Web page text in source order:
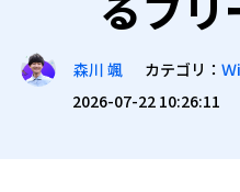
森川 颯 カテゴリ：
2026-07-22 10:26:11